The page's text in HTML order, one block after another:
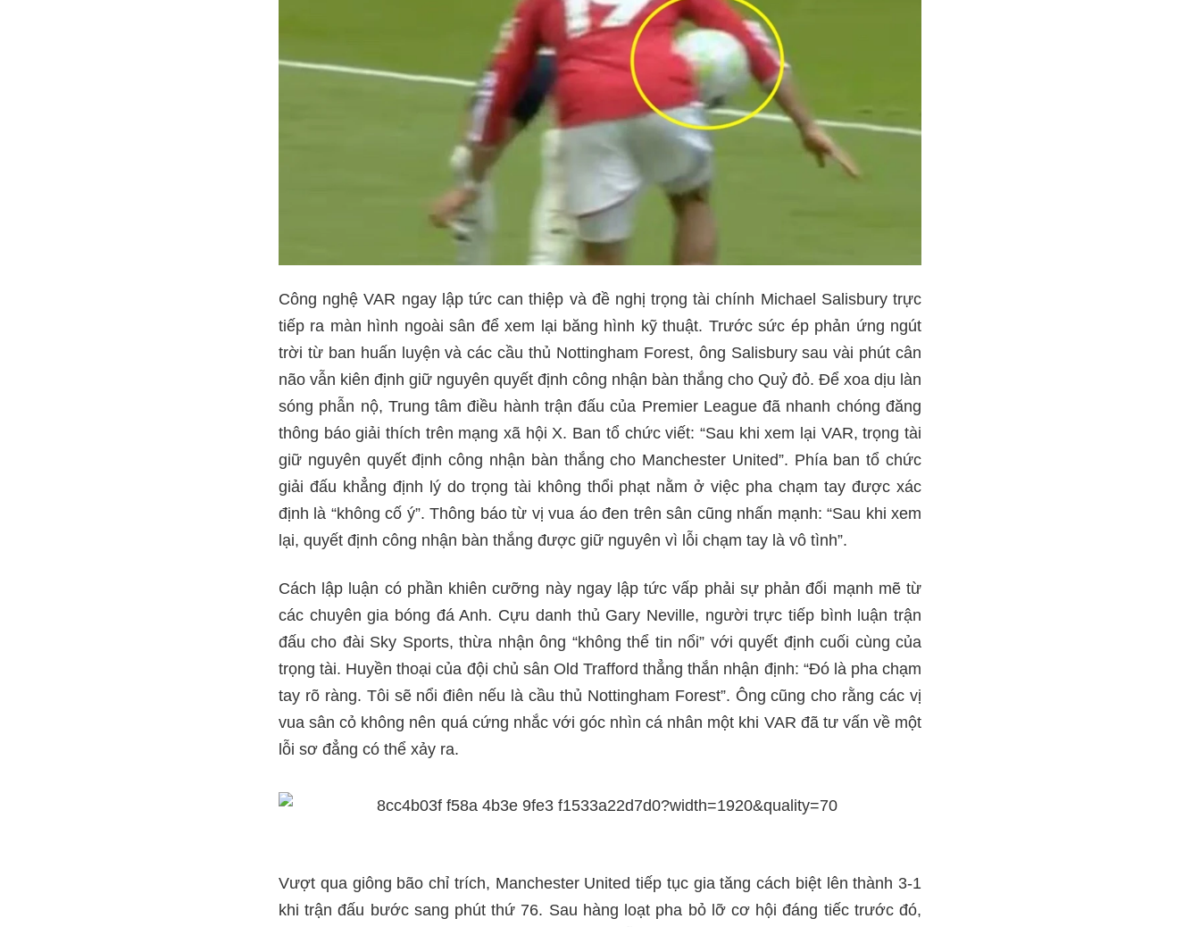
Công nghệ VAR ngay lập tức can thiệp và đề nghị trọng tài chính Michael Salisbury trực
tiếp ra màn hình ngoài sân để xem lại băng hình kỹ thuật. Trước sức ép phản ứng ngút
trời từ ban huấn luyện và các cầu thủ Nottingham Forest, ông Salisbury sau vài phút cân
não vẫn kiên định giữ nguyên quyết định công nhận bàn thắng cho Quỷ đỏ. Để xoa dịu làn
sóng phẫn nộ, Trung tâm điều hành trận đấu của Premier League đã nhanh chóng đăng
thông báo giải thích trên mạng xã hội X. Ban tổ chức viết: “Sau khi xem lại VAR, trọng tài
giữ nguyên quyết định công nhận bàn thắng cho Manchester United”. Phía ban tổ chức
giải đấu khẳng định lý do trọng tài không thổi phạt nằm ở việc pha chạm tay được xác
định là “không cố ý”. Thông báo từ vị vua áo đen trên sân cũng nhấn mạnh: “Sau khi xem
lại, quyết định công nhận bàn thắng được giữ nguyên vì lỗi chạm tay là vô tình”.
Cách lập luận có phần khiên cưỡng này ngay lập tức vấp phải sự phản đối mạnh mẽ từ
các chuyên gia bóng đá Anh. Cựu danh thủ Gary Neville, người trực tiếp bình luận trận
đấu cho đài Sky Sports, thừa nhận ông “không thể tin nổi” với quyết định cuối cùng của
trọng tài. Huyền thoại của đội chủ sân Old Trafford thẳng thắn nhận định: “Đó là pha chạm
tay rõ ràng. Tôi sẽ nổi điên nếu là cầu thủ Nottingham Forest”. Ông cũng cho rằng các vị
vua sân cỏ không nên quá cứng nhắc với góc nhìn cá nhân một khi VAR đã tư vấn về một
lỗi sơ đẳng có thể xảy ra.
Vượt qua giông bão chỉ trích, Manchester United tiếp tục gia tăng cách biệt lên thành 3-1
khi trận đấu bước sang phút thứ 76. Sau hàng loạt pha bỏ lỡ cơ hội đáng tiếc trước đó,